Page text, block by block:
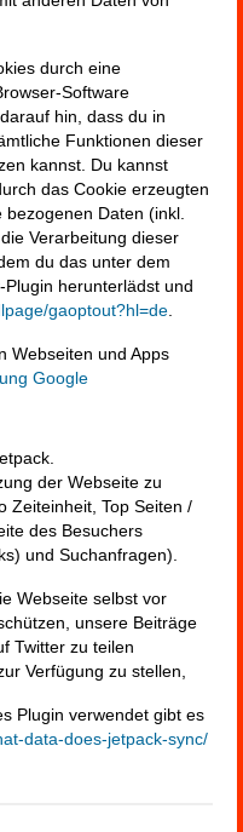
durch eine
Software
hin, dass du in
Funktionen dieser
kannst. Du kannst
das Cookie erzeugten
Daten (inkl.
Verarbeitung dieser
du das unter dem
herunterlädst und
gaoptout?hl=de
Webseiten und Apps
Google
der Webseite zu
Zeiteinheit, Top Seiten /
des Besuchers
und Suchanfragen).
Webseite selbst vor
unsere Beiträge
Twitter zu teilen
Verfügung zu stellen,
Plugin verwendet gibt es
data-does-jetpack-sync/